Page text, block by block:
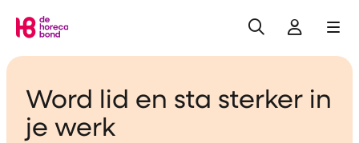
Zoeken
Word lid en sta sterker in
je werk